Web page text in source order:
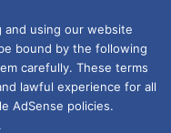
and using our website
bound by the following
carefully. These terms
lawful experience for all
AdSense policies.